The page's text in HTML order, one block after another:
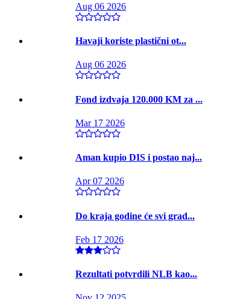
Aug 06 2026
Havaji koriste plastični ot...
Aug 06 2026
Fond izdvaja 120.000 KM za ...
Mar 17 2026
Aman kupio DIS i postao naj...
Apr 07 2026
Do kraja godine će svi grad...
Feb 17 2026
Rezultati potvrdili NLB kao...